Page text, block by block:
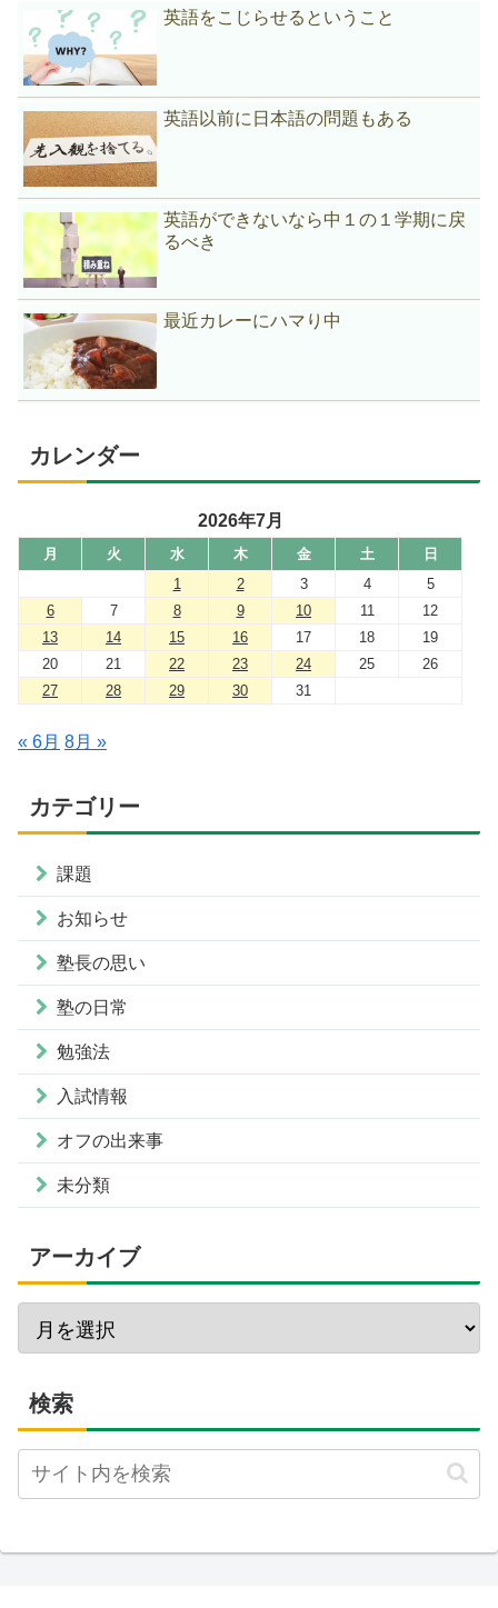
英語をこじらせるということ
英語以前に日本語の問題もある
英語ができないなら中１の１学期に戻
るべき
最近カレーにハマり中
カレンダー
2026年7月
月 火 水 木 金 土
日
1
2 3 4
5
6
7 8 9 10 11
12
13
14 15 16 17 18
19
20
21 22 23 24 25
26
27
28 29 30 31
« 6月 8月 »
カテゴリー
課題
お知らせ
塾長の思い
塾の日常
勉強法
入試情報
オフの出来事
未分類
アーカイブ
検索